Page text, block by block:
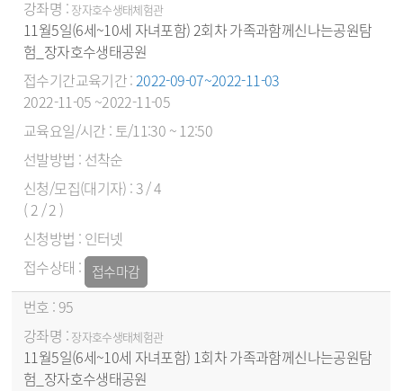
장자호수생태체험관
11월5일(6세~10세 자녀포함) 2회차 가족과함께신나는공원탐
험_장자호수생태공원
2022-09-07~2022-11-03
2022-11-05 ~2022-11-05
토/11:30 ~ 12:50
선착순
3 / 4
( 2 / 2 )
인터넷
접수마감
95
장자호수생태체험관
11월5일(6세~10세 자녀포함) 1회차 가족과함께신나는공원탐
험_장자호수생태공원